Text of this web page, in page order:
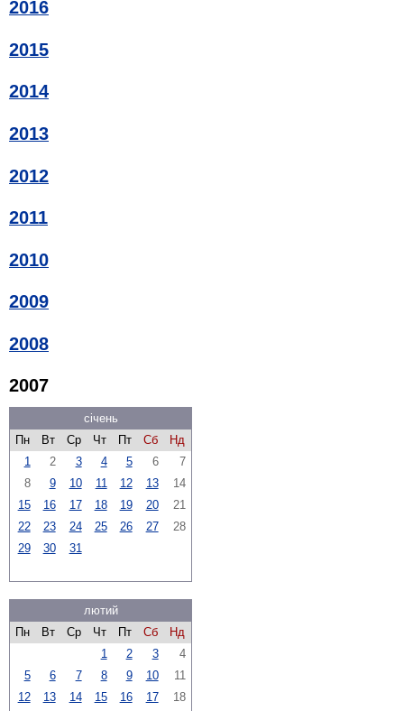
2016
2015
2014
2013
2012
2011
2010
2009
2008
2007
січень
Пн
Вт Ср Чт Пт Сб
Нд
1
2 3 4 5 6
7
8
9 10 11 12 13
14
15
16 17 18 19 20
21
22
23 24 25 26 27
28
29
30 31
лютий
Пн
Вт Ср Чт Пт Сб
Нд
1
2 3
4
5
6 7 8 9 10
11
12
13 14 15 16 17
18